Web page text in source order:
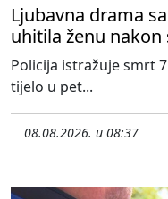
Ljubavna drama
uhitila ženu
Policija istražuje smrt
tijelo u pet...
08.08.2026. u 08:37